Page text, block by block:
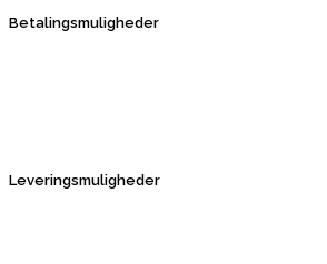
Betalingsmuligheder
Leveringsmuligheder